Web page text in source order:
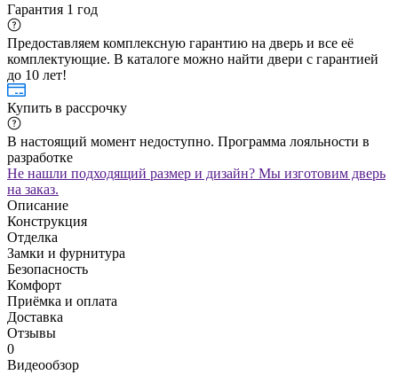
Гарантия 1 год
Предоставляем комплексную гарантию на дверь и все её
комплектующие. В каталоге можно найти двери с гарантией
до 10 лет!
Купить в рассрочку
В настоящий момент недоступно. Программа лояльности в
разработке
Не нашли подходящий размер и дизайн? Мы изготовим дверь
на заказ.
Описание
Конструкция
Отделка
Замки и фурнитура
Безопасность
Комфорт
Приёмка и оплата
Доставка
Отзывы
0
Видеообзор